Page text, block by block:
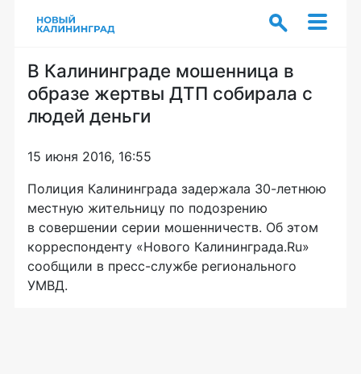
В Калининграде мошенница в
образе жертвы ДТП собирала с
людей деньги
15 июня 2016, 16:55
Полиция Калининграда задержала 30-летнюю
местную жительницу по подозрению
в совершении серии мошенничеств. Об этом
корреспонденту «Нового Калининграда.Ru»
сообщили в пресс-службе регионального
УМВД.